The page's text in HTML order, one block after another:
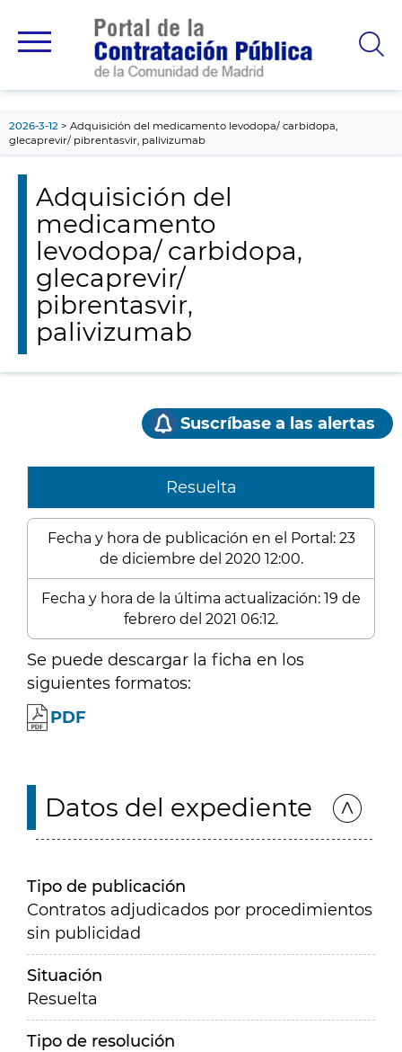
principal
2026-3-12
Adquisición del medicamento levodopa/ carbidopa,
glecaprevir/ pibrentasvir, palivizumab
Adquisición del
medicamento
levodopa/ carbidopa,
glecaprevir/
pibrentasvir,
palivizumab
Suscríbase a las alertas
Resuelta
Fecha y hora de publicación en el Portal: 23
de diciembre del 2020 12:00.
Fecha y hora de la última actualización: 19 de
febrero del 2021 06:12.
Se puede descargar la ficha en los
siguientes formatos:
PDF
Datos del expediente
Tipo de publicación
Contratos adjudicados por procedimientos
sin publicidad
Situación
Resuelta
Tipo de resolución